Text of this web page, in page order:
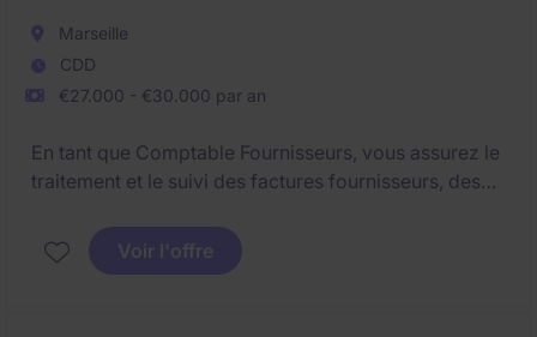
Marseille
CDD
€27.000 - €30.000 par an
En tant que Comptable Fournisseurs, vous assurez le
traitement et le suivi des factures fournisseurs, des
associées. Vous participez également aux clôtures
mensuelles et garantissez la fiabilité des informations
Voir l'offre